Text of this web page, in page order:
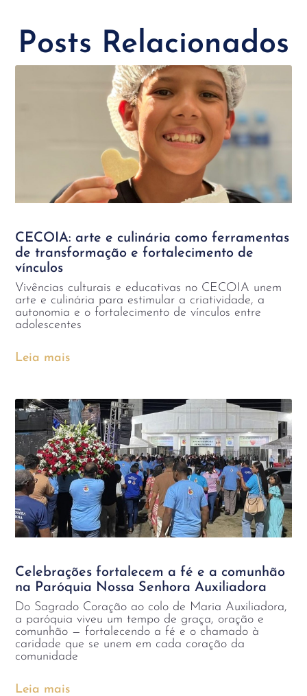
Posts Relacionados
CECOIA: arte e culinária como ferramentas
de transformação e fortalecimento de
vínculos
Vivências culturais e educativas no CECOIA unem
arte e culinária para estimular a criatividade, a
autonomia e o fortalecimento de vínculos entre
adolescentes
Leia mais
Celebrações fortalecem a fé e a comunhão
na Paróquia Nossa Senhora Auxiliadora
Do Sagrado Coração ao colo de Maria Auxiliadora,
a paróquia viveu um tempo de graça, oração e
comunhão — fortalecendo a fé e o chamado à
caridade que se unem em cada coração da
comunidade
Leia mais